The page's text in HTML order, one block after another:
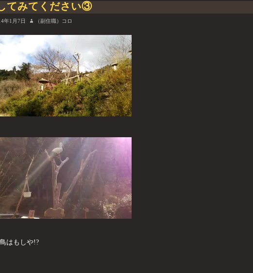
てみてください③
年1月7日 （副住職）コロ
はもしや!?